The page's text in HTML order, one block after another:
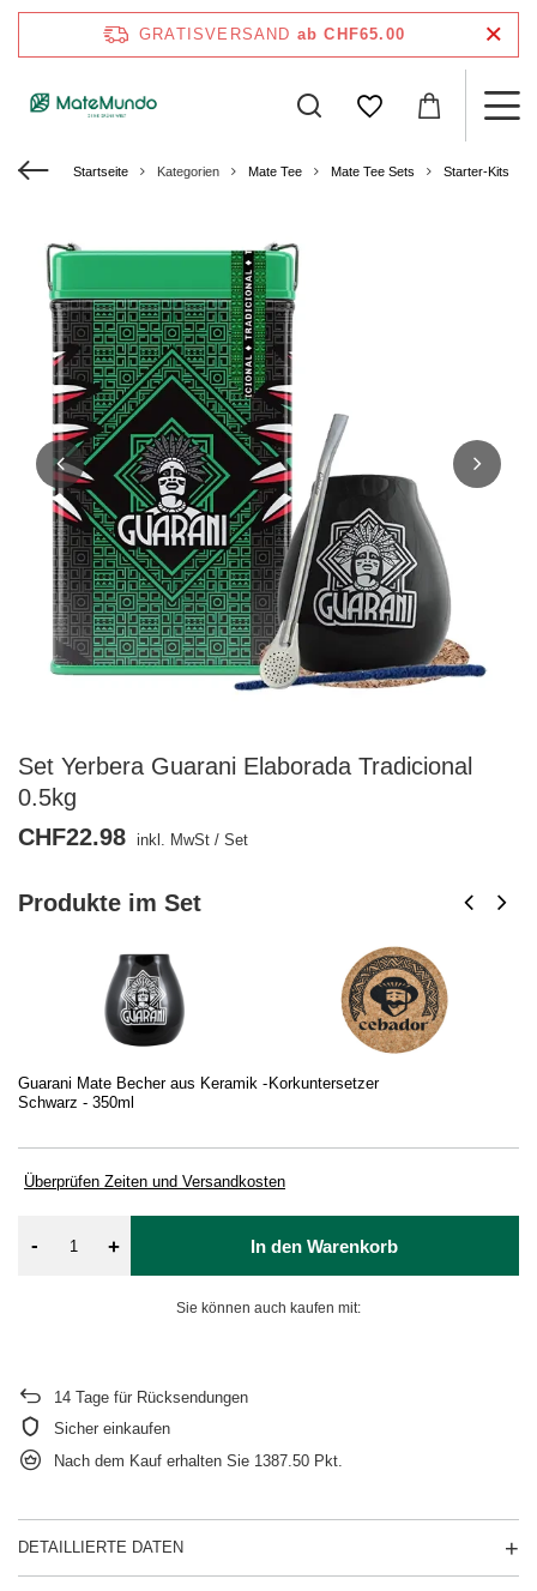
GRATISVERSAND ab CHF65.00
Startseite Kategorien Mate Tee Mate Tee Sets Starter-Kits
Set Yerbera Guarani Elaborada Tradicional
0.5kg
Produkte im Set
Guarani Mate Becher aus Keramik -
Schwarz - 350ml
Korkuntersetzer
Überprüfen Zeiten und Versandkosten
CHF22.98 inkl. MwSt / Set
- + In den Warenkorb
Sie können auch kaufen mit:
14 Tage für Rücksendungen
Sicher einkaufen
Nach dem Kauf erhalten Sie 1387.50 Pkt.
DETAILLIERTE DATEN